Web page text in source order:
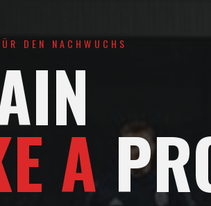
DEN NACHWUCHS
A